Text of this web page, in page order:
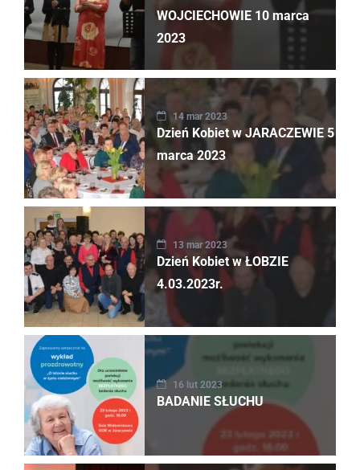
WOJCIECHOWIE 10 marca
2023
14 mar 2023
Dzień Kobiet w JARACZEWIE 5
marca 2023
13 mar 2023
Dzień Kobiet w ŁOBZIE
4.03.2023r.
16 lut 2023
BADANIE SŁUCHU